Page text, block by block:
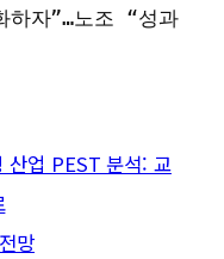
하자”…노조 “성과
업 PEST 분석: 교
망